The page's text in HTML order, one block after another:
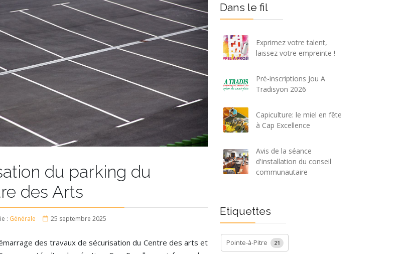
du parking du
des Arts
: Générale 25 septembre 2025
des travaux de sécurisation du Centre des arts et
Dans le fil
Exprimez votre talent,
laissez votre empreinte !
Pré-inscriptions Jou A
Tradisyon 2026
Capiculture: le miel en fête
à Cap Excellence
Avis de la séance
d'installation du conseil
communautaire
Etiquettes
Pointe-à-Pitre 21